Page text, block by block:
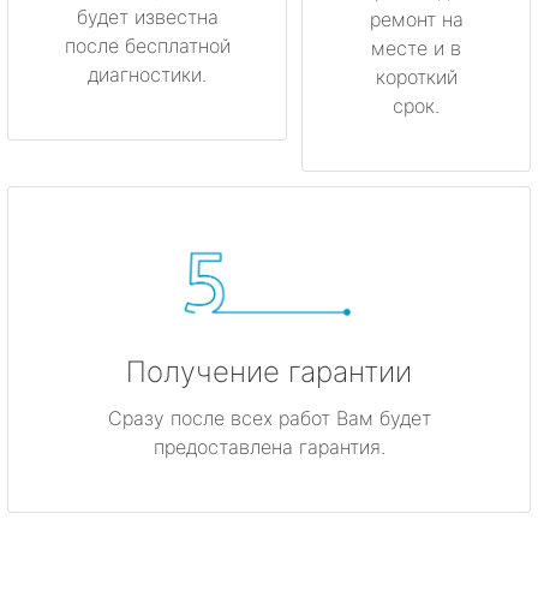
будет известна
после бесплатной
диагностики.
ремонт на
месте и в
короткий
срок.
Получение гарантии
Сразу после всех работ Вам будет
предоставлена гарантия.